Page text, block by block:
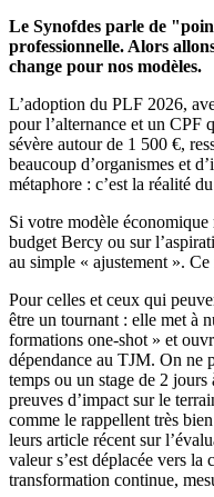
Le Synofdes parle de
professionnelle. Alors
change pour nos modèles.​
L’adoption du PLF 2026,
pour l’alternance et un CPF
sévère autour de 1 500 €,
beaucoup d’organismes et
métaphore : c’est la réalité
Si votre modèle
budget Bercy ou sur
au simple « ajustement ».
Pour celles et ceux qui
être un tournant : elle met à
formations one‑shot » et
dépendance au TJM. On ne
temps ou un stage de 2
preuves d’impact sur le
comme le rappellent très
leurs article récent sur
valeur s’est déplacée vers la
transformation continue,